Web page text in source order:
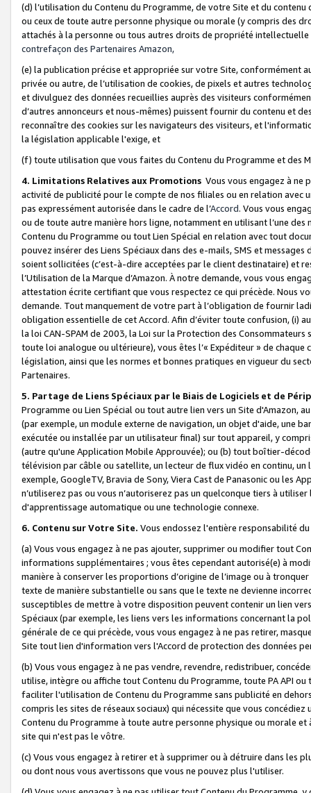
(d) l’utilisation du Contenu du Programme, de votre Site et du
ou ceux de toute autre personne physique ou morale (y compris des
attachés à la personne ou tous autres droits de propriété
contrefaçon des Partenaires Amazon,
(e) la publication précise et appropriée sur votre Site, conformément
privée ou autre, de l’utilisation de cookies, de pixels et autres
et divulguez des données recueillies auprès des visiteurs
d’autres annonceurs et nous-mêmes) puissent fournir du contenu et
reconnaître des cookies sur les navigateurs des visiteurs, et
la législation applicable l'exige, et
(f) toute utilisation que vous faites du Contenu du Programme et des
4. Limitations Relatives aux Promotions Vous vous engagez à ne
activité de publicité pour le compte de nos filiales ou en relation avec
pas expressément autorisée dans le cadre de l’Accord. Vous vous
ou de toute autre manière hors ligne, notamment en utilisant l’une
Contenu du Programme ou tout Lien Spécial en relation avec tout
pouvez insérer des Liens Spéciaux dans des e-mails, SMS et
soient sollicitées (c’est-à-dire acceptées par le client destinataire) et
l’Utilisation de la Marque d’Amazon. À notre demande, vous vous
attestation écrite certifiant que vous respectez ce qui précède. Nous
demande. Tout manquement de votre part à l’obligation de fournir
obligation essentielle de cet Accord. Afin d’éviter toute confusion, (i)
la loi CAN-SPAM de 2003, la Loi sur la Protection des
toute loi analogue ou ultérieure), vous êtes l’« Expéditeur » de
législation, ainsi que les normes et bonnes pratiques en vigueur du
Partenaires.
5. Partage de Liens Spéciaux par le Biais de Logiciels et de
Programme ou Lien Spécial ou tout autre lien vers un Site d'Amazon,
(par exemple, un module externe de navigation, un objet d'aide, une
exécutée ou installée par un utilisateur final) sur tout appareil, y
(autre qu'une Application Mobile Approuvée); ou (b) tout boîtier-
télévision par câble ou satellite, un lecteur de flux vidéo en continu,
exemple, GoogleTV, Bravia de Sony, Viera Cast de Panasonic ou les
n’utiliserez pas ou vous n’autoriserez pas un quelconque tiers à
d'apprentissage automatique ou une technologie connexe.
6. Contenu sur Votre Site. Vous endossez l'entière responsabilité
(a) Vous vous engagez à ne pas ajouter, supprimer ou modifier tout
informations supplémentaires ; vous êtes cependant autorisé(e) à
manière à conserver les proportions d’origine de l’image ou à
texte de manière substantielle ou sans que le texte ne devienne
susceptibles de mettre à votre disposition peuvent contenir un lien
Spéciaux (par exemple, les liens vers les informations concernant la
générale de ce qui précède, vous vous engagez à ne pas retirer,
Site tout lien d'information vers l'Accord de protection des données
(b) Vous vous engagez à ne pas vendre, revendre, redistribuer,
utilise, intègre ou affiche tout Contenu du Programme, toute PA API
faciliter l'utilisation de Contenu du Programme sans publicité en
compris les sites de réseaux sociaux) qui nécessite que vous
Contenu du Programme à toute autre personne physique ou morale
site qui n'est pas le vôtre.
(c) Vous vous engagez à retirer et à supprimer ou à détruire dans les
ou dont nous vous avertissons que vous ne pouvez plus l'utiliser.